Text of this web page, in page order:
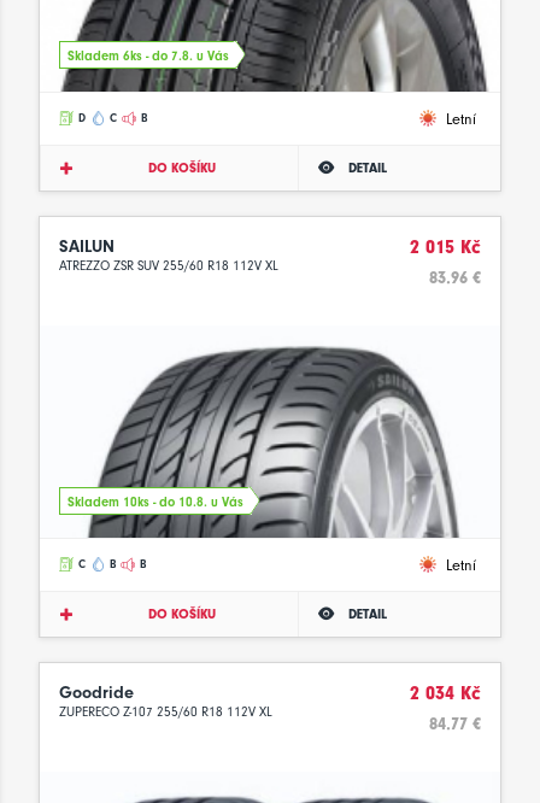
Skladem 6ks - do 7.8. u Vás
D C B Letní
DO KOŠÍKU DETAIL
SAILUN
ATREZZO ZSR SUV 255/60 R18 112V XL
2 015 Kč
83.96 €
Skladem 10ks - do 10.8. u Vás
C B B Letní
DO KOŠÍKU DETAIL
Goodride
ZUPERECO Z-107 255/60 R18 112V XL
2 034 Kč
84.77 €